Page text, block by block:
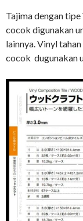
Tajima dengan
cocok digunakan
lainnya. Vinyl
cocok dugunakan